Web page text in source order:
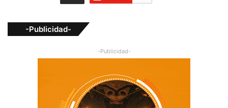
-Publicidad-
-Publicidad-